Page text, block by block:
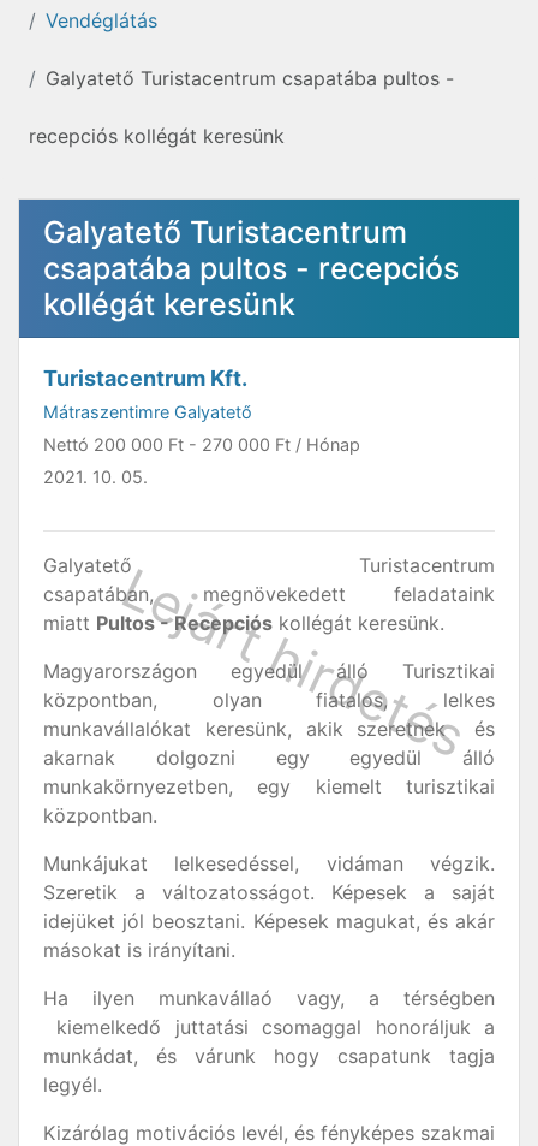
Vendéglátás
Galyatető Turistacentrum csapatába pultos -
recepciós kollégát keresünk
Galyatető Turistacentrum
csapatába pultos - recepciós
kollégát keresünk
Turistacentrum Kft.
Mátraszentimre Galyatető
Nettó 200 000 Ft - 270 000 Ft / Hónap
2021. 10. 05.
Galyatető Turistacentrum
csapatában, megnövekedett feladataink
miatt Pultos - Recepciós kollégát keresünk.
Magyarországon egyedül álló Turisztikai
központban, olyan fiatalos, lelkes
munkavállalókat keresünk, akik szeretnek és
akarnak dolgozni egy egyedül álló
munkakörnyezetben, egy kiemelt turisztikai
központban.
Munkájukat lelkesedéssel, vidáman végzik.
Szeretik a változatosságot. Képesek a saját
idejüket jól beosztani. Képesek magukat, és akár
másokat is irányítani.
Ha ilyen munkavállaó vagy, a térségben
kiemelkedő juttatási csomaggal honoráljuk a
munkádat, és várunk hogy csapatunk tagja
legyél.
Kizárólag motivációs levél, és fényképes szakmai